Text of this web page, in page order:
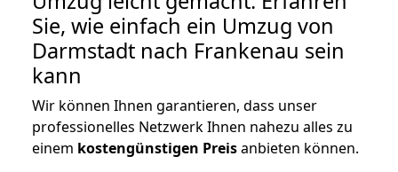
Sie, wie einfach ein Umzug von
Darmstadt nach Frankenau sein
kann
Wir können Ihnen garantieren, dass unser
professionelles Netzwerk Ihnen nahezu alles zu
einem kostengünstigen Preisanbieten können.